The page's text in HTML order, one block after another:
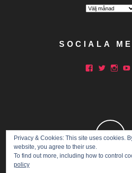
Arkiv
SOCIALA
Privacy & Cookies: This site uses cookies.
website, you agree to their use.
To find out more, including how to control
policy